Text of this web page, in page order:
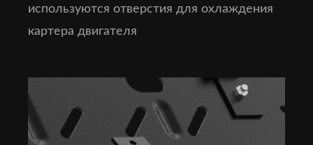
используются отверстия для охлаждения
картера двигателя